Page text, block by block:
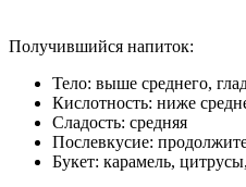
Получившийся напиток:
Тело: выше среднего,
Кислотность: ниже
Сладость: средняя
Послевкусие:
Букет: карамель,